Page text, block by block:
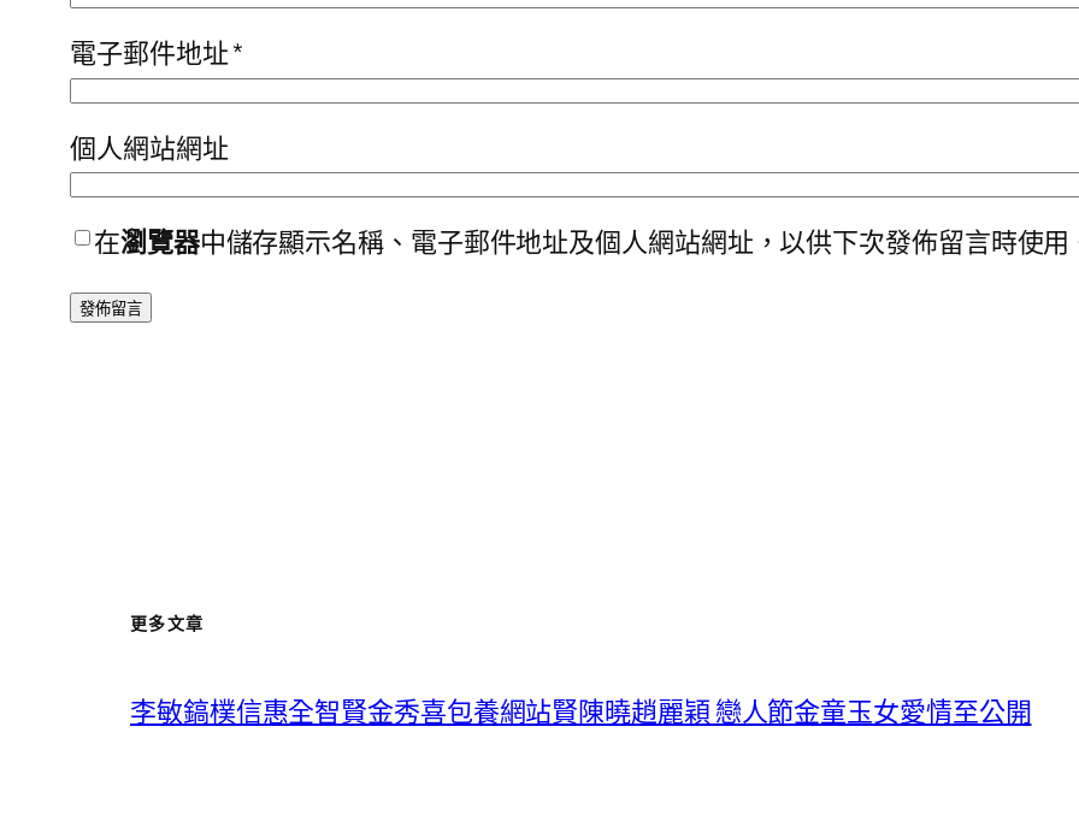
電子郵件地址*
個人網站網址
在瀏覽器中儲存顯示名稱、電子郵件地址及個人網站網址，以供下次發佈留言時使用
更多文章
李敏鎬樸信惠全智賢金秀喜包養網站賢陳曉趙麗穎 戀人節金童玉女愛情至公開